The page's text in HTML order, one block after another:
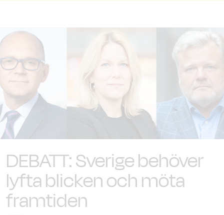
DEBATT: Sverige behöver
lyfta blicken och möta
framtiden